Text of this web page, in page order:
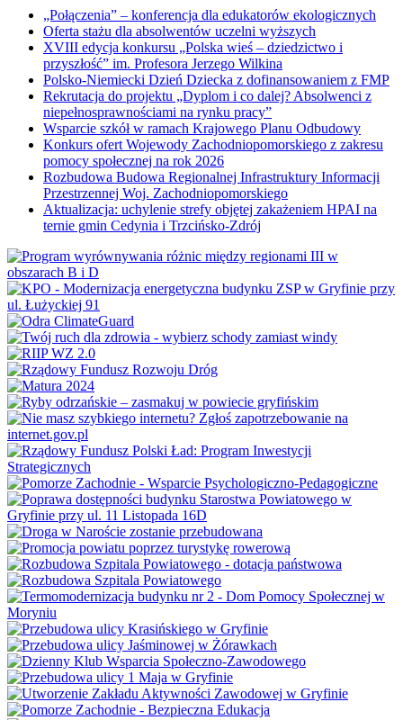
„Połączenia” – konferencja dla edukatorów ekologicznych
Oferta stażu dla absolwentów uczelni wyższych
XVIII edycja konkursu „Polska wieś – dziedzictwo i
przyszłość” im. Profesora Jerzego Wilkina
Polsko-Niemiecki Dzień Dziecka z dofinansowaniem z FMP
Rekrutacja do projektu „Dyplom i co dalej? Absolwenci z
niepełnosprawnościami na rynku pracy”
Wsparcie szkół w ramach Krajowego Planu Odbudowy
Konkurs ofert Wojewody Zachodniopomorskiego z zakresu
pomocy społecznej na rok 2026
Rozbudowa Budowa Regionalnej Infrastruktury Informacji
Przestrzennej Woj. Zachodniopomorskiego
Aktualizacja: uchylenie strefy objętej zakażeniem HPAI na
ternie gmin Cedynia i Trzcińsko-Zdrój